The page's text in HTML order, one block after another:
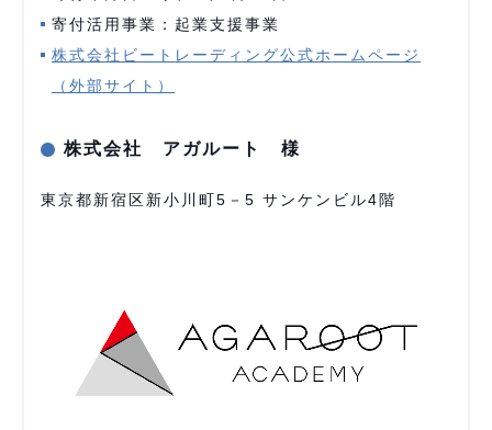
寄付活用事業：起業支援事業
株式会社ビートレーディング公式ホームページ
（外部サイト）
株式会社 アガルート 様
東京都新宿区新小川町5－5 サンケンビル4階